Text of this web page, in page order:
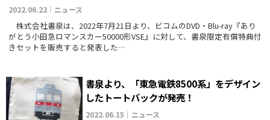
2022.06.22｜ニュース
株式会社書泉は、2022年7月21日より、ビコムのDVD・Blu-ray『あり
がとう小田急ロマンスカー50000形VSE』に対して、書泉限定有償特典付
きセットを販売すると発表した…
書泉より、「東急電鉄8500系」をデザイン
したトートバックが発売！
2022.06.15｜ニュース